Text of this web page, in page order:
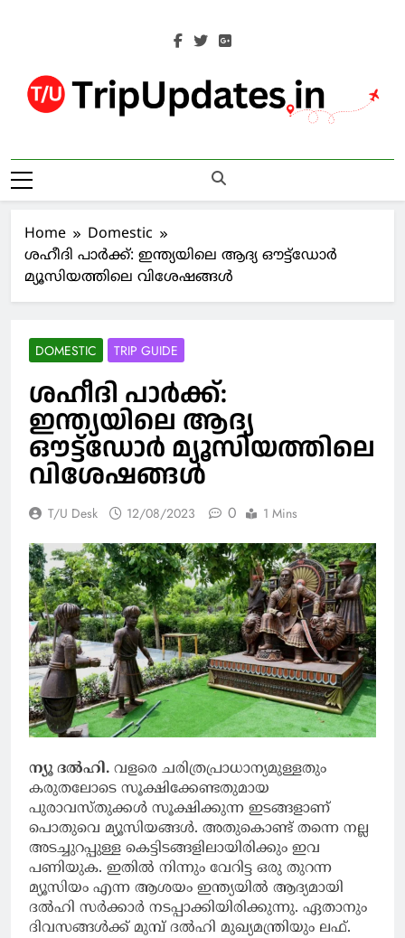
Trip Updates
Home
Domestic
ശഹീദി പാര്‍ക്ക്: ഇന്ത്യയിലെ ആദ്യ ഔട്ട്‌ഡോര്‍
മ്യൂസിയത്തിലെ വിശേഷങ്ങള്‍
DOMESTIC TRIP GUIDE
ശഹീദി പാര്‍ക്ക്:
ഇന്ത്യയിലെ ആദ്യ
ഔട്ട്‌ഡോര്‍ മ്യൂസിയത്തിലെ
വിശേഷങ്ങള്‍
T/U Desk 12/08/2023 0 1 Mins
ന്യൂ ദല്‍ഹി. വളരെ ചരിത്രപ്രാധാന്യമുള്ളതും
കരുതലോടെ സൂക്ഷിക്കേണ്ടതുമായ
പുരാവസ്തുക്കള്‍ സൂക്ഷിക്കുന്ന ഇടങ്ങളാണ്
പൊതുവെ മ്യൂസിയങ്ങള്‍. അതുകൊണ്ട് തന്നെ നല്ല
അടച്ചുറപ്പുള്ള കെട്ടിടങ്ങളിലായിരിക്കും ഇവ
പണിയുക. ഇതില്‍ നിന്നും വേറിട്ട ഒരു തുറന്ന
മ്യൂസിയം എന്ന ആശയം ഇന്ത്യയില്‍ ആദ്യമായി
ദല്‍ഹി സര്‍ക്കാര്‍ നടപ്പാക്കിയിരിക്കുന്നു. ഏതാനും
ദിവസങ്ങള്‍ക്ക് മുമ്പ് ദല്‍ഹി മുഖ്യമന്ത്രിയും ലഫ്.